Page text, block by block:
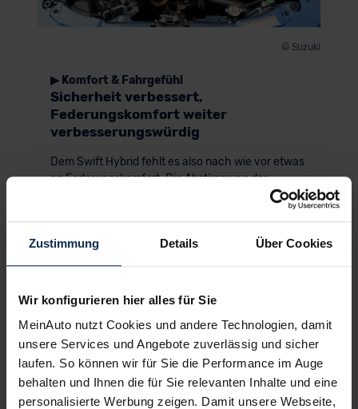
Zustimmung Details Über Cookies
Wir konfigurieren hier alles für Sie
MeinAuto nutzt Cookies und andere Technologien, damit
unsere Services und Angebote zuverlässig und sicher
laufen. So können wir für Sie die Performance im Auge
behalten und Ihnen die für Sie relevanten Inhalte und eine
personalisierte Werbung zeigen. Damit unsere Webseite,
© Suzuki
▶ Komfort & Fahrgefühl
Sicherheit verbessert,
Federungskomfort weiter
verbesserungswürdig
Dem Swift Hybrid fehlt es also nach wie vor etwas
an Federungskomfort. Die Abstimmung der
Lenkung und der Bremsen ist Suzuki bei der 7.
Generation besser gelungen als bei der 6. Beide
wissen, dass der Swift jetzt mehr aktive
Sicherheitssysteme an Bord hat, als gesetzlich
der Querverkehrswarner, der Totwinkel-Assistent
Beim NCAP-Crashtest kam der Swift Hybrid
trotzdem nicht über 3 von 5 Sternen hinaus. An
der passiven Sicherheitsausstattung liegt es